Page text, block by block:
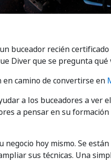
buceador recién
Diver que se pregunta qué
en camino de convertirse en
a los buceadores a ver
a pensar en su
hoy mismo. Se
sus técnicas. Una